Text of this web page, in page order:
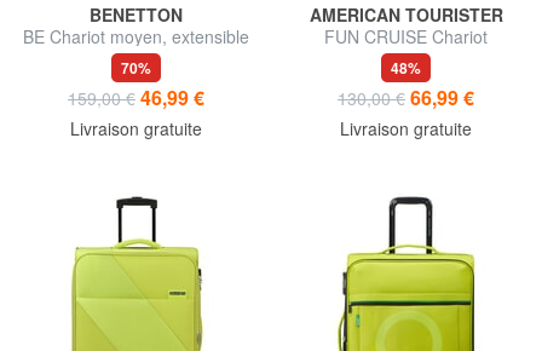
BENETTON
BE Chariot moyen, extensible
70%
159,00 € 46,99 €
Livraison gratuite
AMERICAN TOURISTER
FUN CRUISE Chariot
extensible moyen
48%
130,00 € 66,99 €
Livraison gratuite